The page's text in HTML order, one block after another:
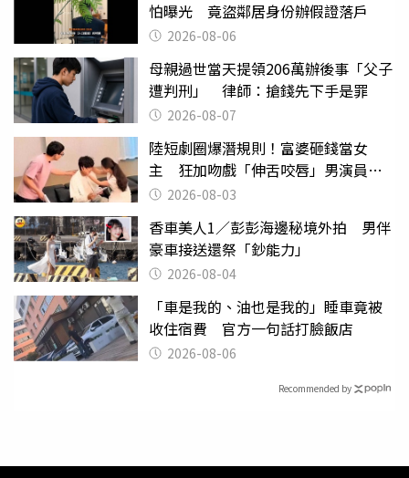
怕曝光 竟盜鄰居身份辦假證落戶
2026-08-06
母親過世當天提領206萬辦後事「父子
遭判刑」 律師：搶錢先下手是罪
2026-08-07
陸短劇圈爆潛規則！富婆砸錢當女
主 狂加吻戲「伸舌咬唇」男演員崩
潰 2026-08-03
香車美人1／彭彭海邊秘境外拍 男伴
豪車接送還祭「鈔能力」
2026-08-04
「車是我的、油也是我的」睡車竟被
收住宿費 官方一句話打臉飯店
2026-08-06
Recommended by